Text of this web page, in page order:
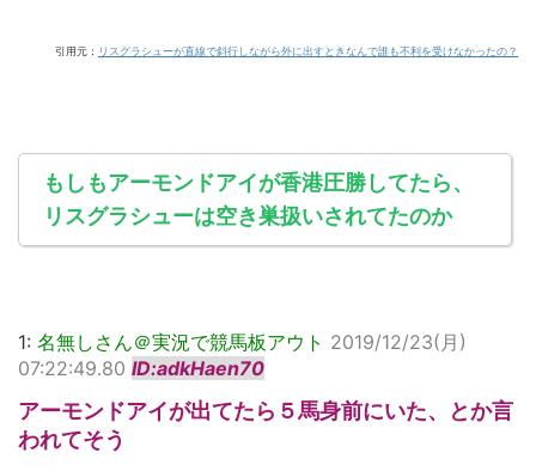
引用元： リスグラシューが直線で斜行しながら外に出すときなんで誰も不利を受けなかったの？
もしもアーモンドアイが香港圧勝してたら、
リスグラシューは空き巣扱いされてたのか
1: 名無しさん＠実況で競馬板アウト 2019/12/23(月)
07:22:49.80 ID:adkHaen70
アーモンドアイが出てたら５馬身前にいた、とか言
われてそう